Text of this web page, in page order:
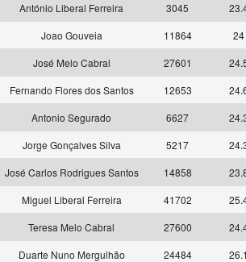
António Liberal Ferreira 3045
Joao Gouveia 11864 24
José Melo Cabral 27601
Fernando Flores dos Santos 12653
Antonio Segurado 6627
Jorge Gonçalves Silva 5217
José Carlos Rodrigues Santos 14858
Miguel Liberal Ferreira 41702
Teresa Melo Cabral 27600
Duarte Nuno Mergulhão 24484 26.1